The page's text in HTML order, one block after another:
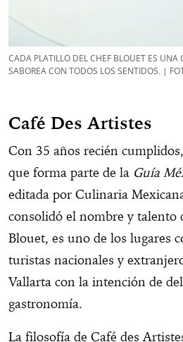
CADA PLATILLO DEL CHEF BLOUET ES UNA
SABOREA CON TODOS LOS SENTIDOS. |
Café Des Artistes
Con 35 años recién
que forma parte de la Guía
editada por Culinaria
consolidó el nombre y talento
Blouet, es uno de los lugares
turistas nacionales y
Vallarta con la intención de
gastronomía.
La filosofía de Café des